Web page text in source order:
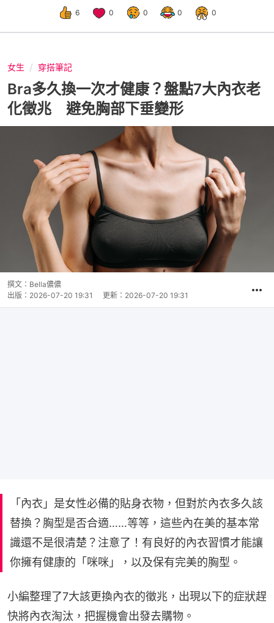
6 0 0 0 0
女生 穿搭筆記
Bra多久換一次才健康？盤點7大內衣老
化徵兆 避免胸部下垂變形
撰文： Bella儂儂
出版： 2026-07-20 19:31 更新： 2026-07-20 19:31
「內衣」是女性必備的貼身衣物，但對於內衣多久該
替換？胸型是否合適……等等，這些內在美的基本常
識還不是很清楚？注意了！有良好的內衣習慣才能讓
你擁有健康的「咪咪」，以及保有完美的胸型。
小編整理了7大該更換內衣的徵兆，出現以下的症狀趕
快將內衣淘汰，把握機會出發去購物。